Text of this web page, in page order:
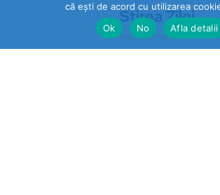
Stirea Zilei
https://stireazilei.com
că ești de acord cu utilizarea
Ok
No Afla detalii